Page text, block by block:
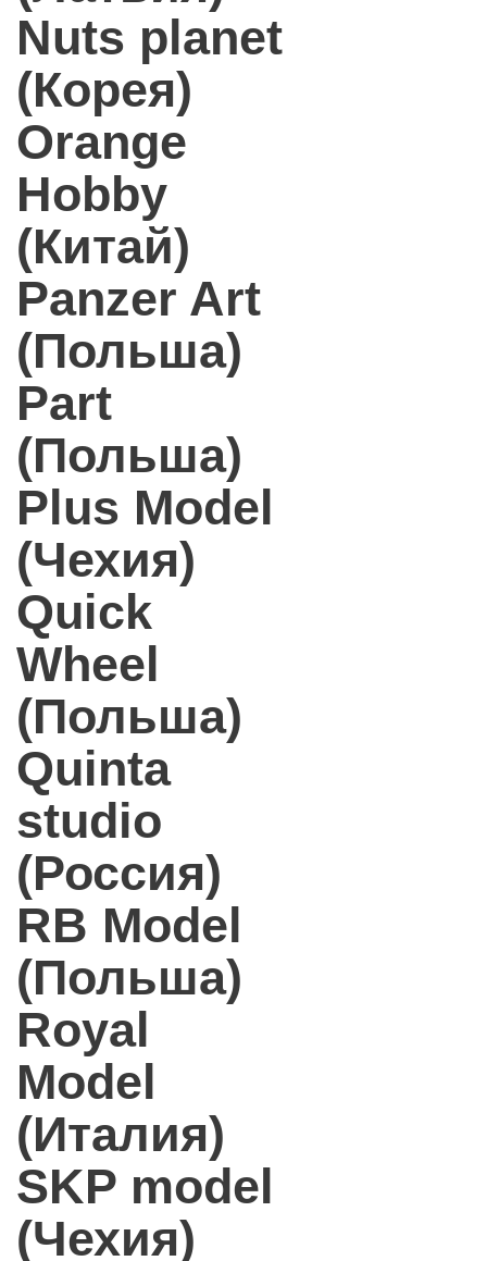
Nuts planet
(Корея)
Orange
Hobby
(Китай)
Panzer Art
(Польша)
Part
(Польша)
Plus Model
(Чехия)
Quick
Wheel
(Польша)
Quinta
studio
(Россия)
RB Model
(Польша)
Royal
Model
(Италия)
SKP model
(Чехия)